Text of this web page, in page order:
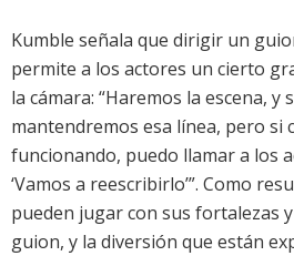
Kumble señala que dirigir un
permite a los actores un cierto
la cámara: “Haremos la escena, y
mantendremos esa línea, pero si
funcionando, puedo llamar a los
‘Vamos a reescribirlo’”. Como
pueden jugar con sus fortalezas
guion, y la diversión que están